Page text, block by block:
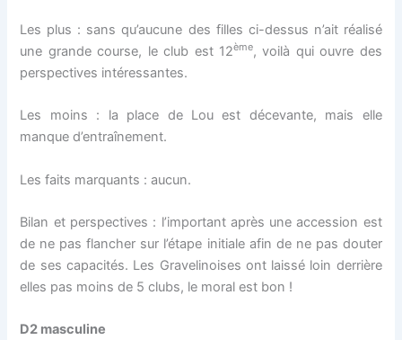
Les plus : sans qu’aucune des filles ci-dessus n’ait réalisé
une grande course, le club est 12ème, voilà qui ouvre des
perspectives intéressantes.
Les moins : la place de Lou est décevante, mais elle
manque d’entraînement.
Les faits marquants : aucun.
Bilan et perspectives : l’important après une accession est
de ne pas flancher sur l’étape initiale afin de ne pas douter
de ses capacités. Les Gravelinoises ont laissé loin derrière
elles pas moins de 5 clubs, le moral est bon !
D2 masculine